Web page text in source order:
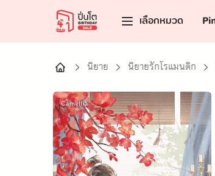
เลือกหมวด
นิยาย นิยายรักโรแมนติก